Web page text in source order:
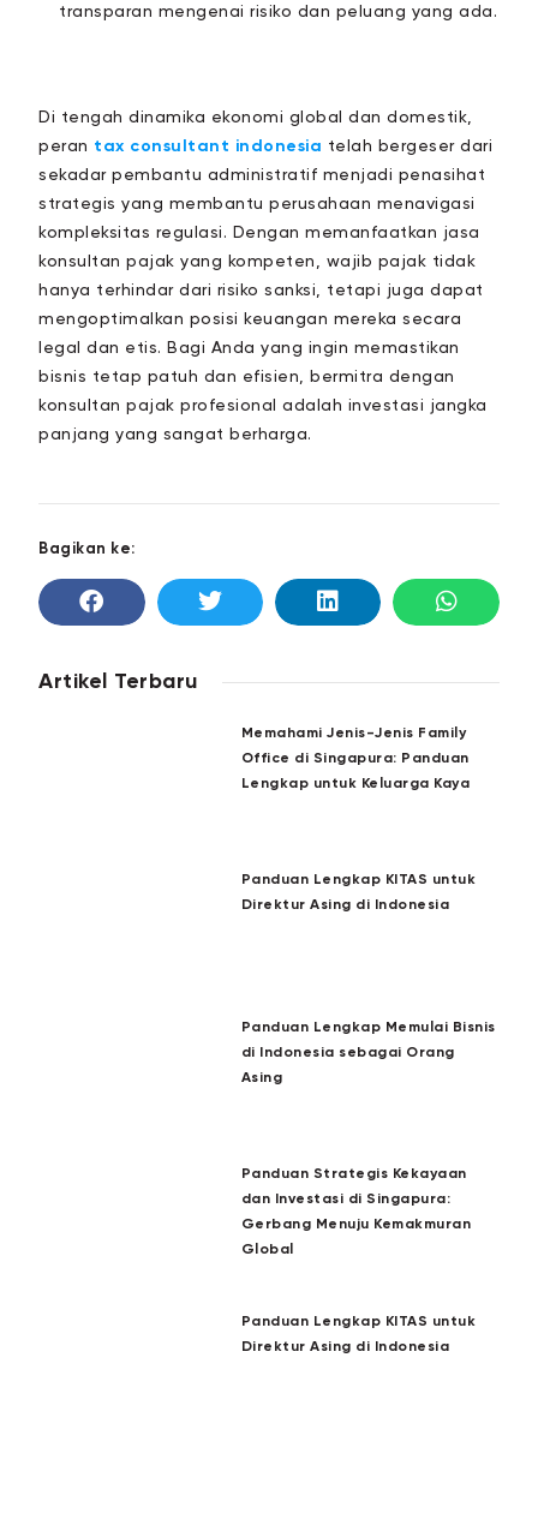
transparan mengenai risiko dan peluang yang ada.
Di tengah dinamika ekonomi global dan domestik,
peran tax consultant indonesia telah bergeser dari
sekadar pembantu administratif menjadi penasihat
strategis yang membantu perusahaan menavigasi
kompleksitas regulasi. Dengan memanfaatkan jasa
konsultan pajak yang kompeten, wajib pajak tidak
hanya terhindar dari risiko sanksi, tetapi juga dapat
mengoptimalkan posisi keuangan mereka secara
legal dan etis. Bagi Anda yang ingin memastikan
bisnis tetap patuh dan efisien, bermitra dengan
konsultan pajak profesional adalah investasi jangka
panjang yang sangat berharga.
Bagikan ke:
Artikel Terbaru
Memahami Jenis-Jenis Family
Office di Singapura: Panduan
Lengkap untuk Keluarga Kaya
Panduan Lengkap KITAS untuk
Direktur Asing di Indonesia
Panduan Lengkap Memulai Bisnis
di Indonesia sebagai Orang
Asing
Panduan Strategis Kekayaan
dan Investasi di Singapura:
Gerbang Menuju Kemakmuran
Global
Panduan Lengkap KITAS untuk
Direktur Asing di Indonesia